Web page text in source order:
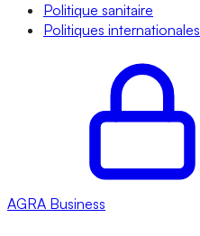
Politique sanitaire
Politiques internationales
AGRA Business